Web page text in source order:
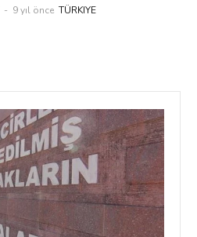
9 yıl önce TÜRKIYE